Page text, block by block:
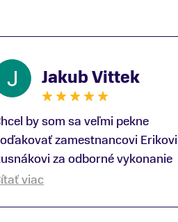
Jakub Vittek
by som sa veľmi pekne
zamestnancovi Erikovi
za odborné vykonanie
fittingu. Je to super človek na
viac